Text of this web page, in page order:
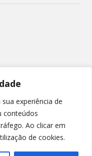
experiência de
conteúdos
Ao clicar em
de cookies.